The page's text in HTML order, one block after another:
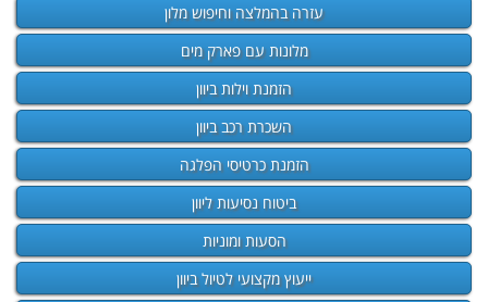
עזרה בהמלצה וחיפוש מלון
מלונות עם פארק מים
הזמנת וילות ביוון
השכרת רכב ביוון
הזמנת כרטיסי הפלגה
ביטוח נסיעות ליוון
הסעות ומוניות
ייעוץ מקצועי לטיול ביוון